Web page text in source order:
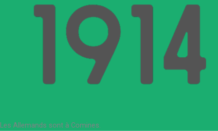
Les Allemands sont à Comines.